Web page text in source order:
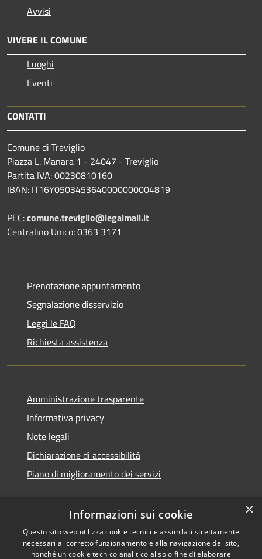
Avvisi
VIVERE IL COMUNE
Luoghi
Eventi
CONTATTI
Comune di Treviglio
Piazza L. Manara 1 - 24047 - Treviglio
Partita IVA: 00230810160
IBAN: IT16Y0503453640000000004819
PEC:comune.treviglio@legalmail.it
Centralino Unico: 0363 3171
Prenotazione appuntamento
Segnalazione disservizio
Leggi le FAQ
Richiesta assistenza
Amministrazione trasparente
Informativa privacy
Note legali
Dichiarazione di accessibilità
Piano di miglioramento dei servizi
RSS
Accessibilità
Copyright © 2026 • Comune di
Treviglio • Powered by
×
Informazioni sui cookie
Questo sito web utilizza cookie tecnici e assimilati strettamente
necessari al corretto funzionamento e alla navigazione del sito,
nonché un cookie tecnico analitico al solo fine di elaborare